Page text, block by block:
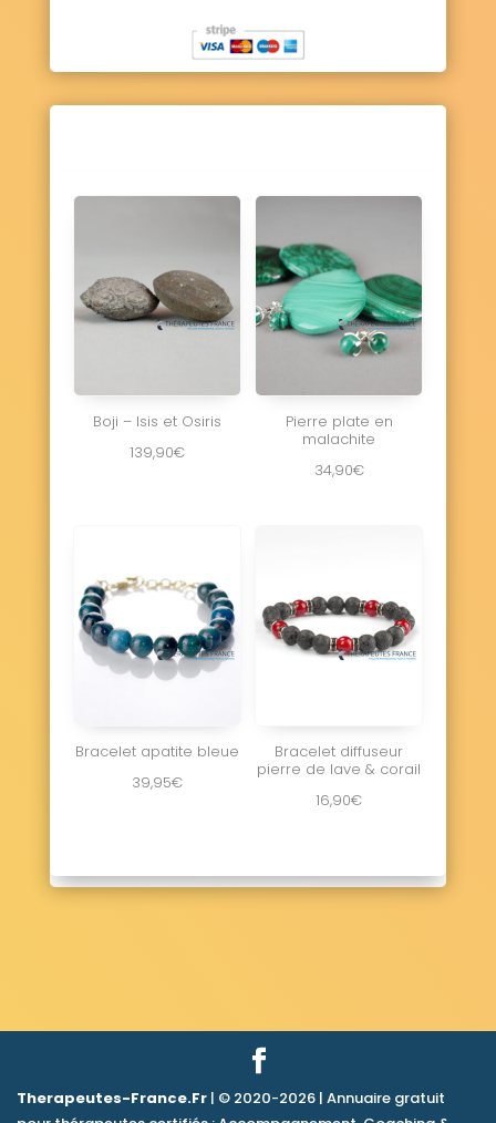
Boji – Isis et Osiris
139,90€
Pierre plate en
malachite
34,90€
Bracelet apatite bleue
39,95€
Bracelet diffuseur
pierre de lave & corail
16,90€
Therapeutes-France.Fr | © 2020-2026 | Annuaire gratuit